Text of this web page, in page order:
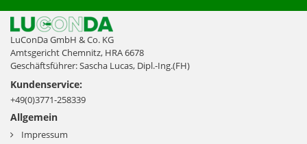
LuConDa GmbH & Co. KG
Amtsgericht Chemnitz, HRA 6678
Geschäftsführer: Sascha Lucas, Dipl.-Ing.(FH)
Kundenservice:
+49(0)3771-258339
Allgemein
Impressum